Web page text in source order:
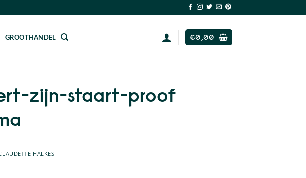
GROOTHANDEL €0,00
zijn-staart-proof
HALKES